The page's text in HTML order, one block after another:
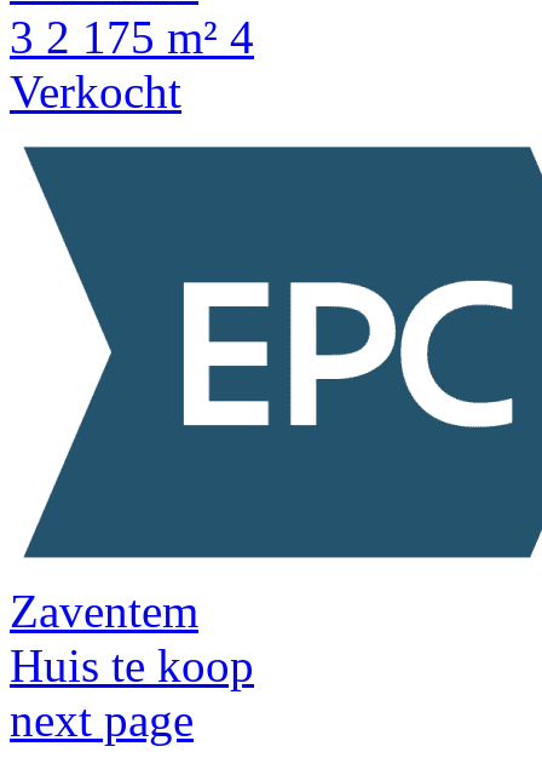
3 2 175 m² 4
Verkocht
Zaventem
Huis te koop
next page